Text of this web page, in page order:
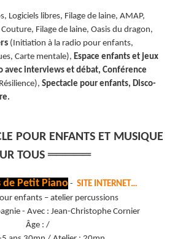
Logiciels libres, Filage de laine, AMAP,
Filage de laine, Oasis du dragon,
(Initiation à la radio pour enfants,
Carte mentale), Espace enfants et jeux
avec interviews et débat, Conférence
Spectacle pour enfants, Disco-
POUR ENFANTS ET MUSIQUE
TOUS ═════
de Petit Piano - SITE INTERNET…
enfants – atelier percussions
- Avec : Jean-Christophe Cornier
Âge : /